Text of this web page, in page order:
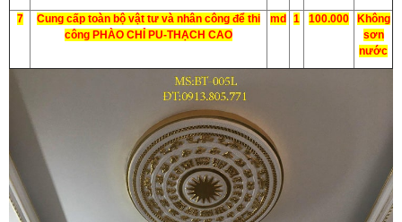
7
Cung cấp toàn bộ vật tư và nhân công để thi
công PHÀO CHỈ PU-THẠCH CAO
md 1 100.000
Không
sơn
nước